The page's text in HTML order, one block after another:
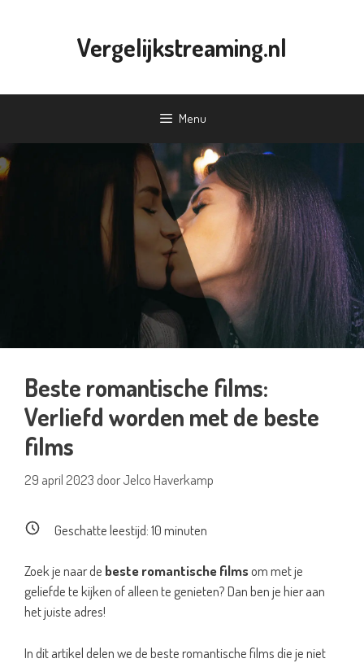
Vergelijkstreaming.nl
Menu
Beste romantische films:
Verliefd worden met de beste
films
29 april 2023 doorJelco Haverkamp
Geschatte leestijd:10minuten
Zoek je naar de beste romantische filmsom met je
geliefde te kijken of alleen te genieten? Dan ben je hier aan
het juiste adres!
In dit artikel delen we de beste romantische films die je niet